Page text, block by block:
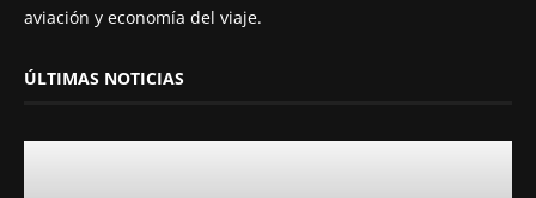
aviación y economía del viaje.
ÚLTIMAS NOTICIAS